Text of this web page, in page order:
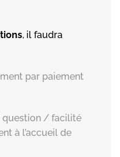
, il faudra
par paiement
/ facilité
à l’accueil de